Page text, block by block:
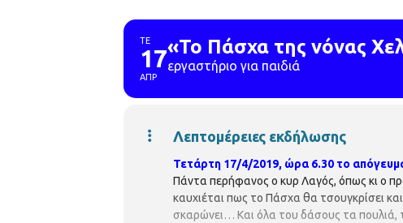
ΤΕ
17
ΑΠΡ
«Το Πάσχα της νόνας
εργαστήριο για παιδιά
Λεπτομέρειες εκδήλωσης
Τετάρτη 17/4/2019, ώρα 6.30 το
Πάντα περήφανος ο κυρ Λαγός, όπως κι ο
καυχιέται πως το Πάσχα θα τσουγκρίσει
σκαρώνει… Και όλα του δάσους τα